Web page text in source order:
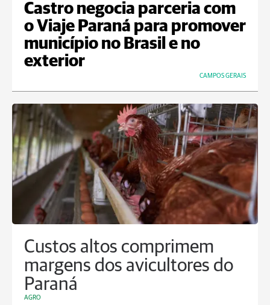
Castro negocia parceria com
o Viaje Paraná para promover
município no Brasil e no
exterior
CAMPOS GERAIS
Custos altos comprimem
margens dos avicultores do
Paraná
AGRO